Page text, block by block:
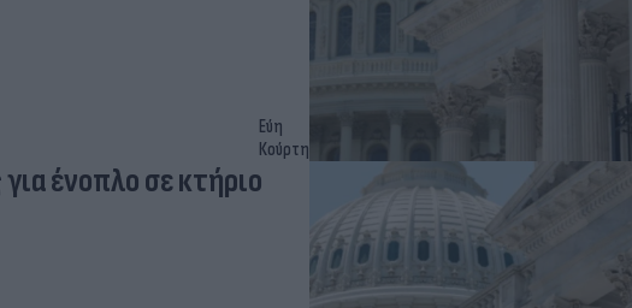
Εύη
Κούρτη
ένοπλο σε κτήριο